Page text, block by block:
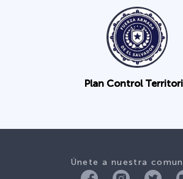
Plan Control
Únete a nuestra